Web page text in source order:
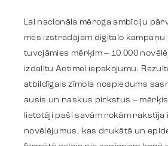
Stratēģija
Reklāma
Identitāte
Lai nacionāla mēroga ambīciju
mēs izstrādājām digitālo kampaņu
tuvojāmies mērķim – 10 000
izdalītu Actimel iepakojumu.
atbildīgais zīmola nospiedums
ausis un naskus pirkstus –
lietotāji paši savām rokām rakstīja
novēlējumus, kas drukātā un